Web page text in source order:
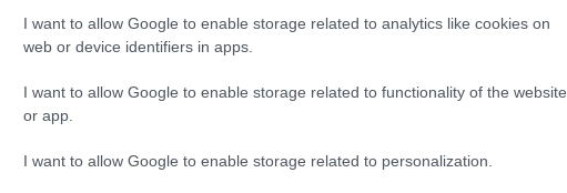
I want to allow Google to enable storage related to analytics like cookies on
web or device identifiers in apps.
I want to allow Google to enable storage related to functionality of the website
or app.
I want to allow Google to enable storage related to personalization.
Η ρύπανση του αέρα είναι παραμένει
μια από τις πιο κρυφές και ύπουλες
αιτίες των πρόωρων θανάτων